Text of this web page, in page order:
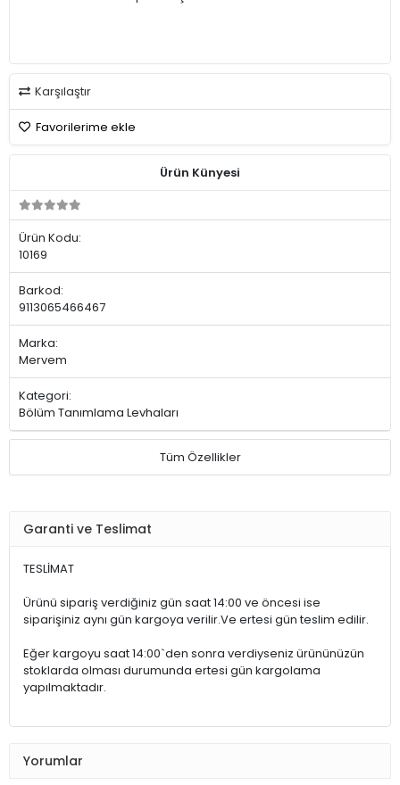
Karşılaştır
Favorilerime ekle
Ürün Künyesi
Ürün Kodu:
10169
Barkod:
9113065466467
Marka:
Mervem
Kategori:
Bölüm Tanımlama Levhaları
Tüm Özellikler
Garanti ve Teslimat
TESLİMAT
Ürünü sipariş verdiğiniz gün saat 14:00 ve öncesi ise
siparişiniz aynı gün kargoya verilir.Ve ertesi gün teslim edilir.
Eğer kargoyu saat 14:00`den sonra verdiyseniz ürününüzün
stoklarda olması durumunda ertesi gün kargolama
yapılmaktadır.
Yorumlar